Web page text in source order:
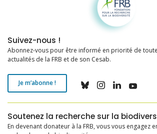
Suivez-nous !
Abonnez-vous pour être informé en priorité de
actualités de la FRB et de son Cesab.
Je m’abonne !
Soutenez la recherche sur la
En devenant donateur à la FRB, vous vous engagez